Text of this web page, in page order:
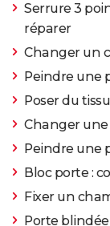
Serrure 3
réparer
Changer un
Peindre une
Poser du
Changer
Peindre une
Bloc porte :
Fixer un
Porte